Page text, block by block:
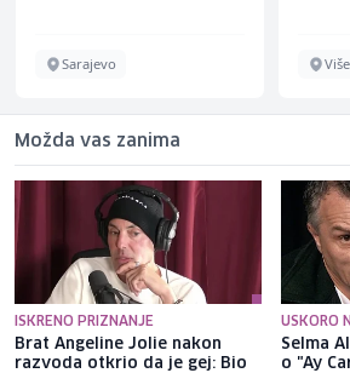
Sarajevo
Možda vas zanima
ISKRENO PRIZNANJE
Brat Angeline Jolie nakon
razvoda otkrio da je gej: Bio
USKORO
Selma
o "Ay